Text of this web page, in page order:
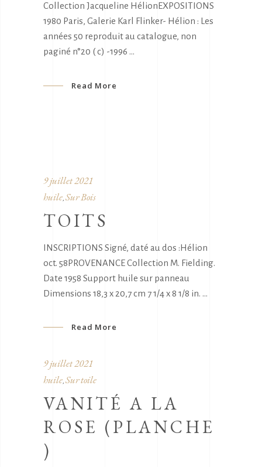
Collection Jacqueline HélionEXPOSITIONS
1980 Paris, Galerie Karl Flinker- Hélion : Les
années 50 reproduit au catalogue, non
paginé n°20 ( c) -1996
Read More
9 juillet 2021
huile Sur Bois
TOITS
INSCRIPTIONS Signé, daté au dos :Hélion
oct. 58PROVENANCE Collection M. Fielding.
Date 1958 Support huile sur panneau
Dimensions 18,3 x 20,7 cm 7 1/4 x 8 1/8 in.
Read More
9 juillet 2021
huile, Sur toile
VANITÉ A LA
ROSE (PLANCHE
)